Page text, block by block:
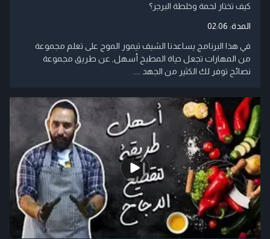
كيف تختار لحمة وخلطة البرجر؟
المدة: 02:06
في هذا البرنامج يساعدنا الشيف تيمور الموج على تعلم مجموعة
من المهارات تجعل حياة المطبخ أسهل, عن طريق مجموعة
نصائح توفر لك الكثير من الجهد ....